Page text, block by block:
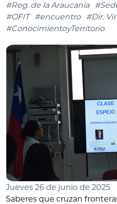
#Reg. de la Araucanía
#OFIT
#encuentro
#Dir.
#ConocimientoyTerritorio
Jueves 26 de junio de 2025
Saberes que cruzan